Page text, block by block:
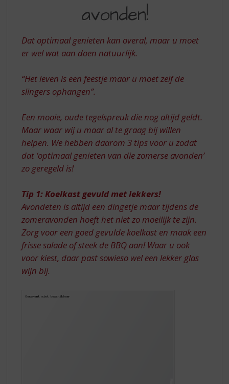
ZOMERSE
AVONDEN!
avonden!
Dat optimaal genieten kan overal, maar u moet
er wel wat aan doen natuurlijk.
“Het leven is een feestje maar u moet zelf de
slingers ophangen”.
Een mooie, oude tegelspreuk die nog altijd geldt.
Maar waar wij u maar al te graag bij willen
helpen. We hebben daarom 3 tips voor u zodat
dat ‘optimaal genieten van die zomerse avonden’
zo geregeld is!
Tip 1: Koelkast gevuld met lekkers!
Avondeten is altijd een dingetje maar tijdens de
zomeravonden hoeft het niet zo moeilijk te zijn.
Zorg voor een goed gevulde koelkast en maak een
frisse salade of steek de BBQ aan! Waar u ook
voor kiest, daar past sowieso wel een lekker glas
wijn bij.